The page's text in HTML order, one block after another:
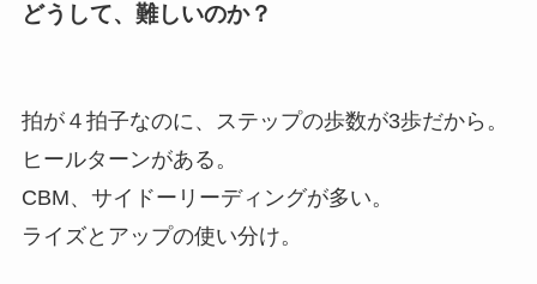
どうして、難しいのか？
拍が４拍子なのに、ステップの歩数が3歩だから。
ヒールターンがある。
CBM、サイドーリーディングが多い。
ライズとアップの使い分け。